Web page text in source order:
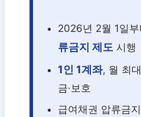
2026년 2월 1일부
류금지 제도 시행
1인 1계좌, 월 최대
금·보호
급여채권 압류금